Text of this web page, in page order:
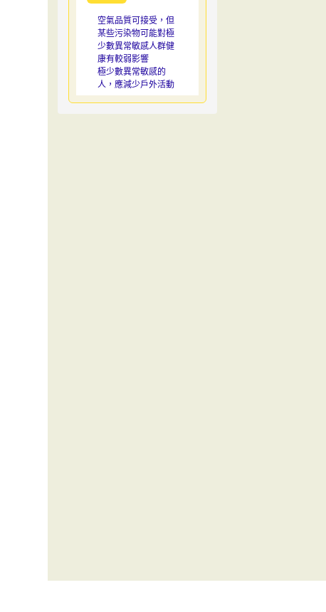
空氣品質可接受，但
某些污染物可能對極
少數異常敏感人群健
康有較弱影響
極少數異常敏感的
人，應減少戶外活動